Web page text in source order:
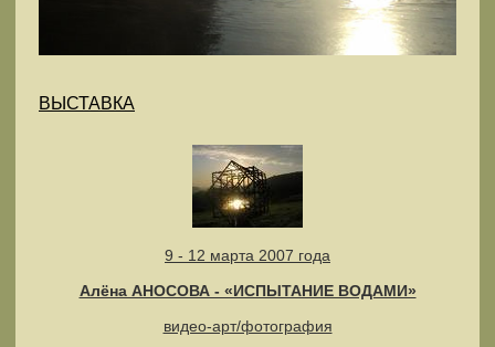
ВЫСТАВКА
9 - 12 марта 2007 года
Алёна АНОСОВА - «ИСПЫТАНИЕ ВОДАМИ»
видео-арт/фотография